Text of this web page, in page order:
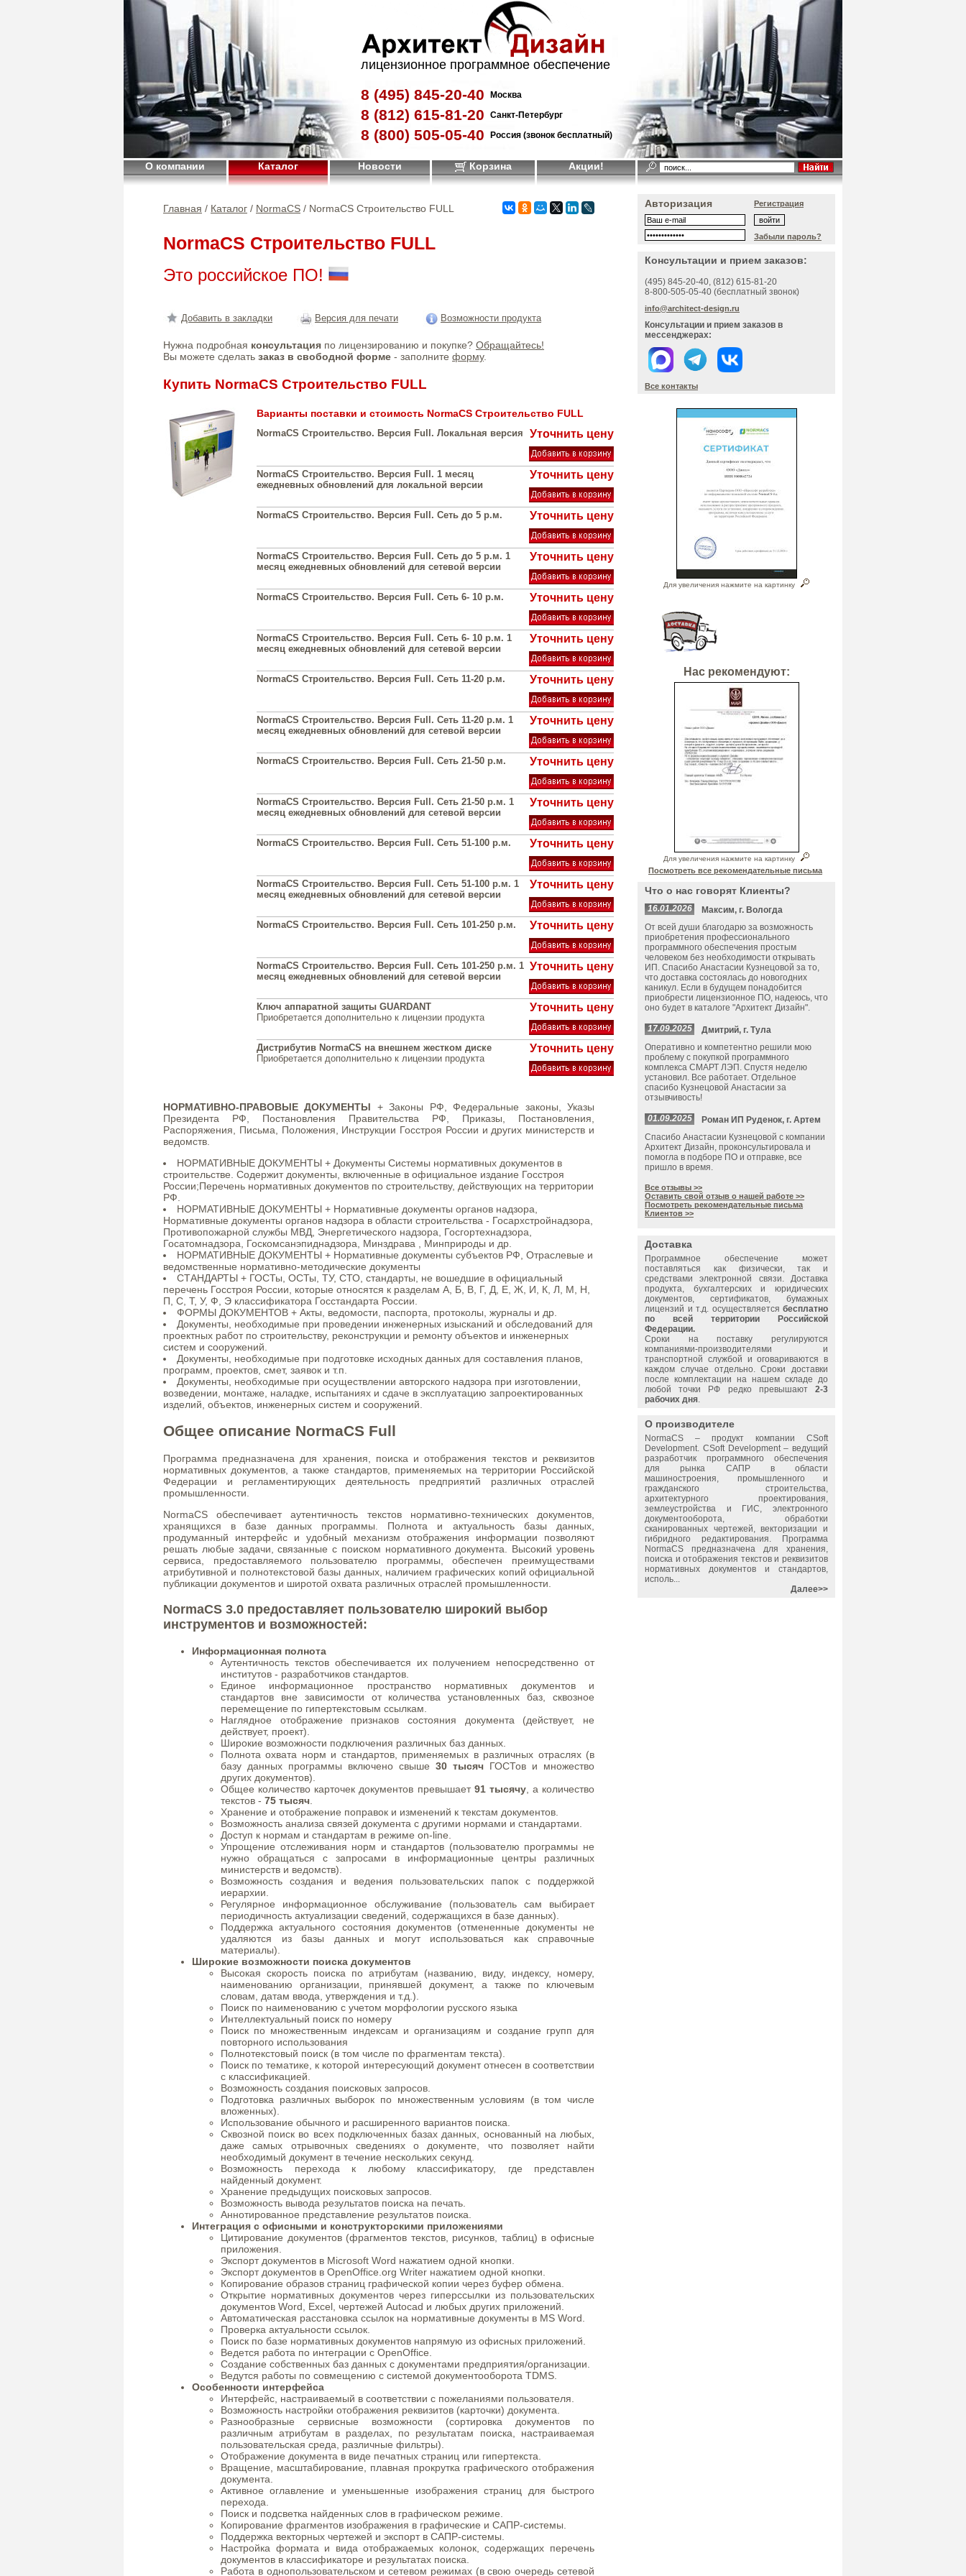
лицензионное программное обеспечение
8 (495) 845-20-40 Москва
8 (812) 615-81-20 Санкт-Петербург
8 (800) 505-05-40 Россия (звонок бесплатный)
О компании Каталог Новости Корзина Акции!
Главная / Каталог / NormaCS / NormaCS Строительство FULL
NormaCS Строительство FULL
Это российское ПО!
Добавить в закладки Версия для печати Возможности продукта
Нужна подробная консультация по лицензированию и покупке? Обращайтесь!
Вы можете сделать заказ в свободной форме - заполните форму.
Купить NormaCS Строительство FULL
Варианты поставки и стоимость NormaCS Строительство FULL
NormaCS Строительство. Версия Full. Локальная версия Уточнить цену
NormaCS Строительство. Версия Full. 1 месяц
ежедневных обновлений для локальной версии
Уточнить цену
NormaCS Строительство. Версия Full. Сеть до 5 р.м. Уточнить цену
NormaCS Строительство. Версия Full. Сеть до 5 р.м. 1
месяц ежедневных обновлений для сетевой версии
Уточнить цену
NormaCS Строительство. Версия Full. Сеть 6- 10 р.м. Уточнить цену
NormaCS Строительство. Версия Full. Сеть 6- 10 р.м. 1
месяц ежедневных обновлений для сетевой версии
Уточнить цену
NormaCS Строительство. Версия Full. Сеть 11-20 р.м. Уточнить цену
NormaCS Строительство. Версия Full. Сеть 11-20 р.м. 1
месяц ежедневных обновлений для сетевой версии
Уточнить цену
NormaCS Строительство. Версия Full. Сеть 21-50 р.м. Уточнить цену
NormaCS Строительство. Версия Full. Сеть 21-50 р.м. 1
месяц ежедневных обновлений для сетевой версии
Уточнить цену
NormaCS Строительство. Версия Full. Сеть 51-100 р.м. Уточнить цену
NormaCS Строительство. Версия Full. Сеть 51-100 р.м. 1
месяц ежедневных обновлений для сетевой версии
Уточнить цену
NormaCS Строительство. Версия Full. Сеть 101-250 р.м. Уточнить цену
NormaCS Строительство. Версия Full. Сеть 101-250 р.м. 1
месяц ежедневных обновлений для сетевой версии
Уточнить цену
Ключ аппаратной защиты GUARDANT
Приобретается дополнительно к лицензии продукта
Уточнить цену
Дистрибутив NormaCS на внешнем жестком диске
Приобретается дополнительно к лицензии продукта
Уточнить цену
НОРМАТИВНО-ПРАВОВЫЕ ДОКУМЕНТЫ + Законы РФ, Федеральные законы, Указы
Президента РФ, Постановления Правительства РФ, Приказы, Постановления,
Распоряжения, Письма, Положения, Инструкции Госстроя России и других министерств и
ведомств.
НОРМАТИВНЫЕ ДОКУМЕНТЫ + Документы Системы нормативных документов в
строительстве. Содержит документы, включенные в официальное издание Госстроя
России;Перечень нормативных документов по строительству, действующих на территории
РФ.
НОРМАТИВНЫЕ ДОКУМЕНТЫ + Нормативные документы органов надзора,
Нормативные документы органов надзора в области строительства - Госархстройнадзора,
Противопожарной службы МВД, Энергетического надзора, Госгортехнадзора,
Госатомнадзора, Госкомсанэпиднадзора, Минздрава , Минприроды и др.
НОРМАТИВНЫЕ ДОКУМЕНТЫ + Нормативные документы субъектов РФ, Отраслевые и
ведомственные нормативно-методические документы
СТАНДАРТЫ + ГОСТы, ОСТы, ТУ, СТО, стандарты, не вошедшие в официальный
перечень Госстроя России, которые относятся к разделам А, Б, В, Г, Д, Е, Ж, И, К, Л, М, Н,
П, С, Т, У, Ф, Э классификатора Госстандарта России.
ФОРМЫ ДОКУМЕНТОВ + Акты, ведомости, паспорта, протоколы, журналы и др.
Документы, необходимые при проведении инженерных изысканий и обследований для
проектных работ по строительству, реконструкции и ремонту объектов и инженерных
систем и сооружений.
Документы, необходимые при подготовке исходных данных для составления планов,
программ, проектов, смет, заявок и т.п.
Документы, необходимые при осуществлении авторского надзора при изготовлении,
возведении, монтаже, наладке, испытаниях и сдаче в эксплуатацию запроектированных
изделий, объектов, инженерных систем и сооружений.
Общее описание NormaCS Full
Программа предназначена для хранения, поиска и отображения текстов и реквизитов
нормативных документов, а также стандартов, применяемых на территории Российской
Федерации и регламентирующих деятельность предприятий различных отраслей
промышленности.
NormaCS обеспечивает аутентичность текстов нормативно-технических документов,
хранящихся в базе данных программы. Полнота и актуальность базы данных,
продуманный интерфейс и удобный механизм отображения информации позволяют
решать любые задачи, связанные с поиском нормативного документа. Высокий уровень
сервиса, предоставляемого пользователю программы, обеспечен преимуществами
атрибутивной и полнотекстовой базы данных, наличием графических копий официальной
публикации документов и широтой охвата различных отраслей промышленности.
NormaCS 3.0 предоставляет пользователю широкий выбор
инструментов и возможностей:
Информационная полнота
Аутентичность текстов обеспечивается их получением непосредственно от
институтов - разработчиков стандартов.
Единое информационное пространство нормативных документов и
стандартов вне зависимости от количества установленных баз, сквозное
перемещение по гипертекстовым ссылкам.
Наглядное отображение признаков состояния документа (действует, не
действует, проект).
Широкие возможности подключения различных баз данных.
Полнота охвата норм и стандартов, применяемых в различных отраслях (в
базу данных программы включено свыше 30 тысяч ГОСТов и множество
других документов).
Общее количество карточек документов превышает 91 тысячу, а количество
текстов - 75 тысяч
Хранение и отображение поправок и изменений к текстам документов.
Возможность анализа связей документа с другими нормами и стандартами.
Доступ к нормам и стандартам в режиме on-line.
Упрощение отслеживания норм и стандартов (пользователю программы не
нужно обращаться с запросами в информационные центры различных
министерств и ведомств).
Возможность создания и ведения пользовательских папок с поддержкой
иерархии.
Регулярное информационное обслуживание (пользователь сам выбирает
периодичность актуализации сведений, содержащихся в базе данных).
Поддержка актуального состояния документов (отмененные документы не
удаляются из базы данных и могут использоваться как справочные
материалы).
Широкие возможности поиска документов
Высокая скорость поиска по атрибутам (названию, виду, индексу, номеру,
наименованию организации, принявшей документ, а также по ключевым
словам, датам ввода, утверждения и т.д.).
Поиск по наименованию с учетом морфологии русского языка
Интеллектуальный поиск по номеру
Поиск по множественным индексам и организациям и создание групп для
повторного использования
Полнотекстовый поиск (в том числе по фрагментам текста).
Поиск по тематике, к которой интересующий документ отнесен в соответствии
с классификацией.
Возможность создания поисковых запросов.
Подготовка различных выборок по множественным условиям (в том числе
вложенных).
Использование обычного и расширенного вариантов поиска.
Сквозной поиск во всех подключенных базах данных, основанный на любых,
даже самых отрывочных сведениях о документе, что позволяет найти
необходимый документ в течение нескольких секунд.
Возможность перехода к любому классификатору, где представлен
найденный документ.
Хранение предыдущих поисковых запросов.
Возможность вывода результатов поиска на печать.
Аннотированное представление результатов поиска.
Интеграция с офисными и конструкторскими приложениями
Цитирование документов (фрагментов текстов, рисунков, таблиц) в офисные
приложения.
Экспорт документов в Microsoft Word нажатием одной кнопки.
Экспорт документов в OpenOffice.org Writer нажатием одной кнопки.
Копирование образов страниц графической копии через буфер обмена.
Открытие нормативных документов через гиперссылки из пользовательских
документов Word, Eхсel, чертежей Autocad и любых других приложений.
Автоматическая расстановка ссылок на нормативные документы в MS Word.
Проверка актуальности ссылок.
Поиск по базе нормативных документов напрямую из офисных приложений.
Ведется работа по интеграции с OpenOffice.
Создание собственных баз данных с документами предприятия/организации.
Ведутся работы по совмещению с системой документооборота TDMS.
Особенности интерфейса
Интерфейс, настраиваемый в соответствии с пожеланиями пользователя.
Возможность настройки отображения реквизитов (карточки) документа.
Разнообразные сервисные возможности (сортировка документов по
различным атрибутам в разделах, по результатам поиска, настраиваемая
пользовательская среда, различные фильтры).
Отображение документа в виде печатных страниц или гипертекста.
Вращение, масштабирование, плавная прокрутка графического отображения
документа.
Активное оглавление и уменьшенные изображения страниц для быстрого
перехода.
Поиск и подсветка найденных слов в графическом режиме.
Копирование фрагментов изображения в графические и САПР-системы.
Поддержка векторных чертежей и экспорт в САПР-системы.
Настройка формата и вида отображаемых колонок, содержащих перечень
документов в классификаторе и результатах поиска.
Работа в однопользовательском и сетевом режимах (в свою очередь сетевой
Авторизация Регистрация
Забыли пароль?
Консультации и прием заказов:
(495) 845-20-40, (812) 615-81-20
8-800-505-05-40 (бесплатный звонок)
info@architect-design.ru
Консультации и прием заказов в
мессенджерах:
Все контакты
Для увеличения нажмите на картинку
Нас рекомендуют:
Для увеличения нажмите на картинку
Посмотреть все рекомендательные письма
Что о нас говорят Клиенты?
16.01.2026
Максим, г. Вологда
От всей души благодарю за возможность
приобретения профессионального
программного обеспечения простым
человеком без необходимости открывать
ИП. Спасибо Анастасии Кузнецовой за то,
что доставка состоялась до новогодних
каникул. Если в будущем понадобится
приобрести лицензионное ПО, надеюсь, что
оно будет в каталоге "Архитект Дизайн".
17.09.2025
Дмитрий, г. Тула
Оперативно и компетентно решили мою
проблему с покупкой программного
комплекса СМАРТ ЛЭП. Спустя неделю
установил. Все работает. Отдельное
спасибо Кузнецовой Анастасии за
отзывчивость!
01.09.2025
Роман ИП Руденок, г. Артем
Спасибо Анастасии Кузнецовой с компании
Архитект Дизайн, проконсультировала и
помогла в подборе ПО и отправке, все
пришло в время.
Все отзывы >>
Оставить свой отзыв о нашей работе >>
Посмотреть рекомендательные письма
Клиентов >>
Доставка
Программное обеспечение может
поставляться как физически, так и
средствами электронной связи. Доставка
продукта, бухгалтерских и юридических
документов, сертификатов, бумажных
лицензий и т.д. осуществляется бесплатно
по всей территории Российской
Федерации.
Сроки на поставку регулируются
компаниями-производителями и
транспортной службой и оговариваются в
каждом случае отдельно. Сроки доставки
после комплектации на нашем складе до
любой точки РФ редко превышают 2-3
рабочих дня.
О производителе
NormaCS – продукт компании CSoft
Development. CSoft Development – ведущий
разработчик программного обеспечения
для рынка САПР в области
машиностроения, промышленного и
гражданского строительства,
архитектурного проектирования,
землеустройства и ГИС, электронного
документооборота, обработки
сканированных чертежей, векторизации и
гибридного редактирования. Программа
NormaCS предназначена для хранения,
поиска и отображения текстов и реквизитов
нормативных документов и стандартов,
исполь...
Далее>>